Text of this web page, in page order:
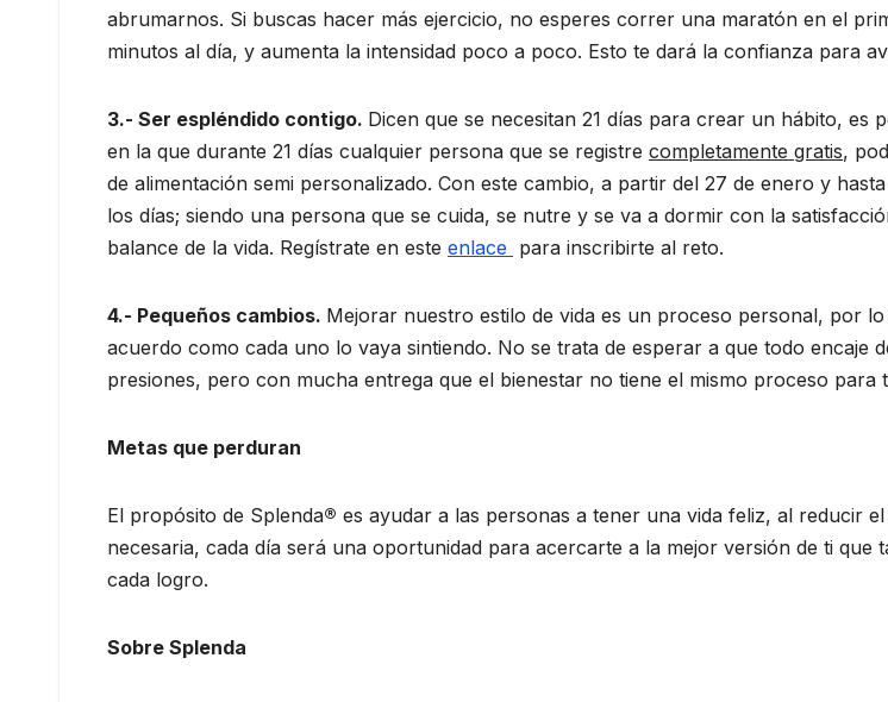
abrumarnos. Si buscas hacer más ejercicio, no esperes correr una maratón en el
minutos al día, y aumenta la intensidad poco a poco. Esto te dará la confianza para
3.- Ser espléndido contigo. Dicen que se necesitan 21 días para crear un hábito, es
en la que durante 21 días cualquier persona que se registre completamente gratis,
de alimentación semi personalizado. Con este cambio, a partir del 27 de enero y
los días; siendo una persona que se cuida, se nutre y se va a dormir con la
balance de la vida. Regístrate en este enlace para inscribirte al reto.
4.- Pequeños cambios. Mejorar nuestro estilo de vida es un proceso personal, por
acuerdo como cada uno lo vaya sintiendo. No se trata de esperar a que todo
presiones, pero con mucha entrega que el bienestar no tiene el mismo proceso para
Metas que perduran
El propósito de Splenda® es ayudar a las personas a tener una vida feliz, al reducir
necesaria, cada día será una oportunidad para acercarte a la mejor versión de ti
cada logro.
Sobre Splenda